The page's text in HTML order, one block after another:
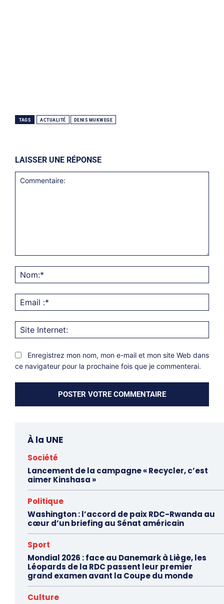
TAGS ACTUALITÉ DENIS MUKWEGE
LAISSER UNE RÉPONSE
:*
Enregistrez mon nom, mon e-mail et mon site Web dans
ce navigateur pour la prochaine fois que je commenterai.
À la UNE
Société
Lancement de la campagne « Recycler, c’est
aimer Kinshasa »
Politique
Washington : l’accord de paix RDC-Rwanda au
cœur d’un briefing au Sénat américain
Sport
Mondial 2026 : face au Danemark à Liège, les
Léopards de la RDC passent leur premier
grand examen avant la Coupe du monde
Culture